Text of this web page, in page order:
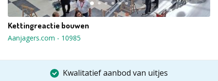
Kettingreactie bouwen
Aanjagers.com - 10985
Kwalitatief aanbod van uitjes